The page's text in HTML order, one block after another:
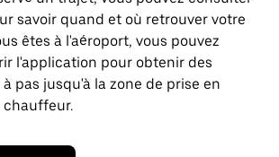
savoir quand et où retrouver votre
êtes à l'aéroport, vous pouvez
l'application pour obtenir des
pas jusqu'à la zone de prise en
chauffeur.